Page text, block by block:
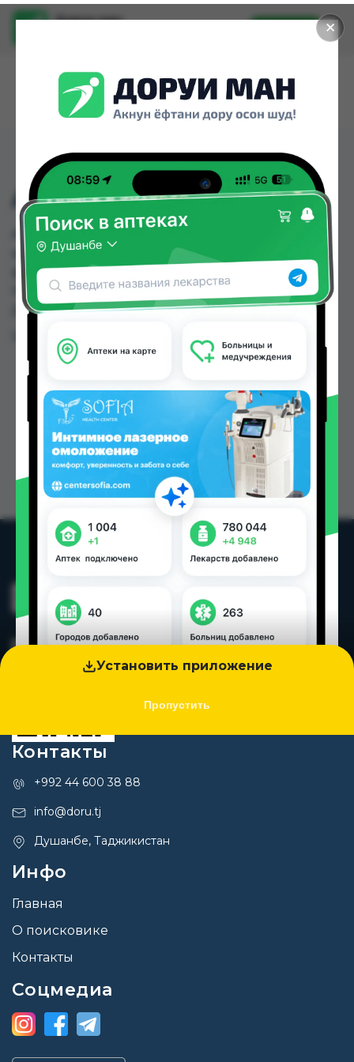
✕
Установить приложение
Пропустить
Доруи ман
Установить
ARM SLING 5182
ARM SLING 5182 можно купить или заказать в
аптеках, Дору Фарм №20, Дору Фарм №6, Дору
фарм №7, Мадад Фарм 156, Мардон, Нишон №1,
Нишон №2 по цене от 50.00 TJS до 130.00 TJS в
Душанбе и других городах Таджикистана
Цена: от50.00 TJS
Контакты
+992 44 600 38 88
info@doru.tj
Душанбе, Таджикистан
Инфо
Главная
О поисковике
Контакты
Соцмедиа